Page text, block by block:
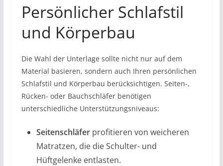
Persönlicher Schlafstil
und Körperbau
Die Wahl der Unterlage sollte nicht nur auf dem
Material basieren, sondern auch Ihren persönlichen
Schlafstil und Körperbau berücksichtigen. Seiten-,
Rücken- oder Bauchschläfer benötigen
unterschiedliche Unterstützungsniveaus:
Seitenschläferprofitieren von weicheren
Matratzen, die die Schulter- und
Hüftgelenke entlasten.